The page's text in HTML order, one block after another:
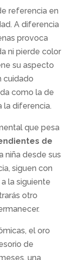
referencia en
A diferencia
provoca
ni pierde color
su aspecto
cuidado
como la de
la diferencia.
que pesa
de
niña desde sus
siguen con
la siguiente
otro
el oro
de
una